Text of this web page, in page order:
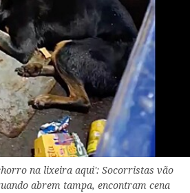
na lixeira aqui': Socorristas vão
abrem tampa, encontram cena